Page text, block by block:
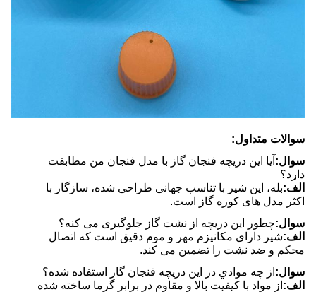
سوالات متداول:
سوال: آیا این دریچه فنجان گاز با مدل فنجان من مطابقت
دارد؟
الف:بله، این شیر با تناسب جهانی طراحی شده، سازگار با
اکثر مدل های کوره گاز است.
سوال:چطور این دریچه از نشت گاز جلوگیری می کنه؟
الف:شیر دارای مکانیزم مهر و موم دقیق است که اتصال
محکم و ضد نشت را تضمین می کند.
سوال: از چه موادي در اين دریچه فنجان گاز استفاده شده؟
الف: از مواد با کیفیت بالا و مقاوم در برابر گرما ساخته شده